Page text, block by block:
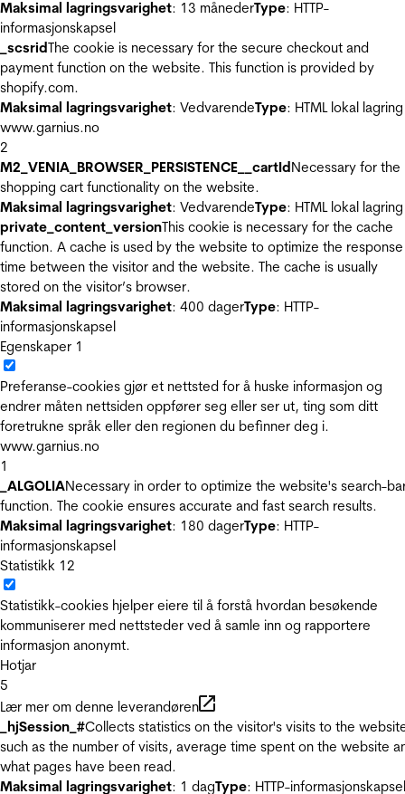
Maksimal lagringsvarighet: 13 månederType: HTTP-
informasjonskapsel
_scsridThe cookie is necessary for the secure checkout and
payment function on the website. This function is provided by
shopify.com.
Maksimal lagringsvarighet: VedvarendeType: HTML lokal lagring
www.garnius.no
2
M2_VENIA_BROWSER_PERSISTENCE__cartIdNecessary for the
shopping cart functionality on the website.
Maksimal lagringsvarighet: VedvarendeType: HTML lokal lagring
private_content_versionThis cookie is necessary for the cache
function. A cache is used by the website to optimize the response
time between the visitor and the website. The cache is usually
stored on the visitor’s browser.
Maksimal lagringsvarighet: 400 dagerType: HTTP-
informasjonskapsel
Egenskaper 1
Preferanse-cookies gjør et nettsted for å huske informasjon og
endrer måten nettsiden oppfører seg eller ser ut, ting som ditt
foretrukne språk eller den regionen du befinner deg i.
www.garnius.no
1
_ALGOLIANecessary in order to optimize the website's search-
function. The cookie ensures accurate and fast search results.
Maksimal lagringsvarighet: 180 dagerType: HTTP-
informasjonskapsel
Statistikk 12
Statistikk-cookies hjelper eiere til å forstå hvordan besøkende
kommuniserer med nettsteder ved å samle inn og rapportere
informasjon anonymt.
Hotjar
5
Lær mer om denne leverandøren
_hjSession_#Collects statistics on the visitor's visits to the
such as the number of visits, average time spent on the website
what pages have been read.
Maksimal lagringsvarighet: 1 dagType: HTTP-informasjonskapsel